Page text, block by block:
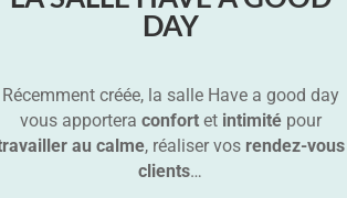
DAY
Récemment créée, la salle Have a good day
vous apportera confortet intimitépour
au calme, réaliser vos rendez-vous
clients…